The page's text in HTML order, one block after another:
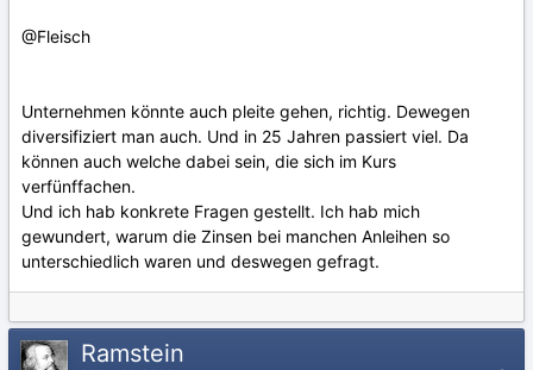
@Fleisch
Unternehmen könnte auch pleite gehen, richtig. Dewegen
diversifiziert man auch. Und in 25 Jahren passiert viel. Da
können auch welche dabei sein, die sich im Kurs
verfünffachen.
Und ich hab konkrete Fragen gestellt. Ich hab mich
gewundert, warum die Zinsen bei manchen Anleihen so
unterschiedlich waren und deswegen gefragt.
Ramstein